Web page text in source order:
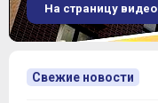
На страницу видео
Свежие новости